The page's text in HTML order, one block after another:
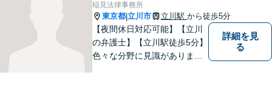
稲見法律事務所
東京都|立川市 立川駅 から徒歩5分
【夜間休日対応可能】【立川
の弁護士】【立川駅徒歩5分】
色々な分野に見識がありま
詳細を見
る